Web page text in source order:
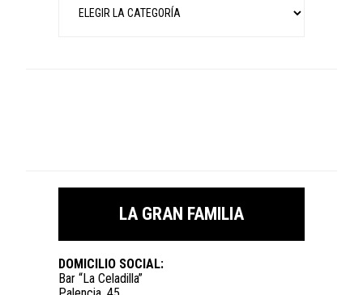
LA GRAN FAMILIA
DOMICILIO SOCIAL:
Bar “La Celadilla”